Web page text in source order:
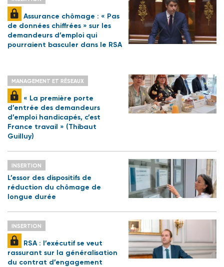
Assurance chômage : « Pas
de données chiffrées » sur les
demandeurs d’emploi qui
pourraient basculer dans le RSA
MANAGEMENT ET RÉSEAUX
« La première porte
d’entrée des demandeurs
d’emploi handicapés, c’est
France travail » (Thibaut
Guilluy)
INSERTION
L’essor des dispositifs de
réduction du chômage de
longue durée
INSERTION
RSA : l’exécutif se veut
rassurant sur la généralisation
du contrat d’engagement